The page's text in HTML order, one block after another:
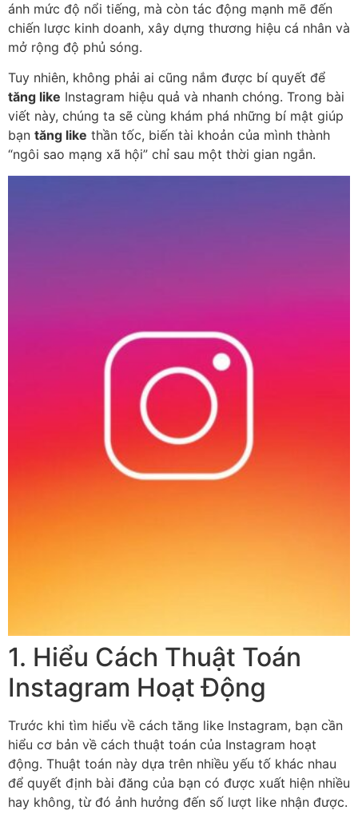
ánh mức độ nổi tiếng, mà còn tác động mạnh mẽ đến
chiến lược kinh doanh, xây dựng thương hiệu cá nhân và
mở rộng độ phủ sóng.
Tuy nhiên, không phải ai cũng nắm được bí quyết để
tăng like Instagram hiệu quả và nhanh chóng. Trong bài
viết này, chúng ta sẽ cùng khám phá những bí mật giúp
bạn tăng like thần tốc, biến tài khoản của mình thành
“ngôi sao mạng xã hội” chỉ sau một thời gian ngắn.
1. Hiểu Cách Thuật Toán
Instagram Hoạt Động
Trước khi tìm hiểu về cách tăng like Instagram, bạn cần
hiểu cơ bản về cách thuật toán của Instagram hoạt
động. Thuật toán này dựa trên nhiều yếu tố khác nhau
để quyết định bài đăng của bạn có được xuất hiện nhiều
hay không, từ đó ảnh hưởng đến số lượt like nhận được.